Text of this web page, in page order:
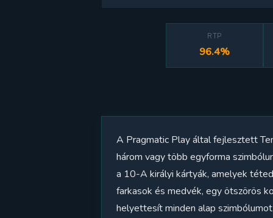
RTP
96.4%
A Pragmatic Play által fejlesztett
három vagy több egyforma
a 10-A királyi kártyák, amelyek
farkasok és medvék, egy ötszörös
helyettesít minden alap